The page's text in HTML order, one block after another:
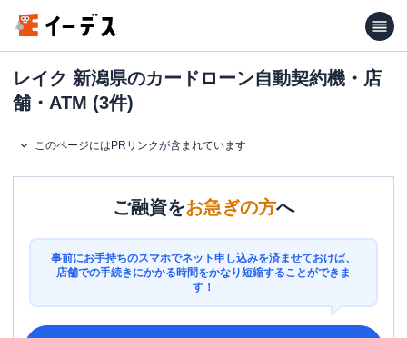
レイク 新潟県のカードローン自動契約機・店
舗・ATM (3件)
このページにはPRリンクが含まれています
ご融資をお急ぎの方へ
事前にお手持ちのスマホでネット申し込みを済ませておけば、
店舗での手続きにかかる時間をかなり短縮することができま
す！